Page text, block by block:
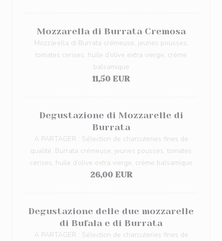
Mozzarella di Burrata Cremosa
Mozzarella di Burrata crémeuse, jeunes pousses,
tomates cerises, huile d’olive extra vierge, crème
balsamique
11,50 EUR
Degustazione di Mozzarelle di
Burrata
A PARTAGER : Sélection de charcuteries fines de
qualité, Burrata crémeuse, jeunes pousses, tomates
cerises, huile d’olive extra vierge, crème balsamique
26,00 EUR
Degustazione delle due mozzarelle
di Bufala e di Burrata
A PARTAGER : Sélection de charcuteries fines de